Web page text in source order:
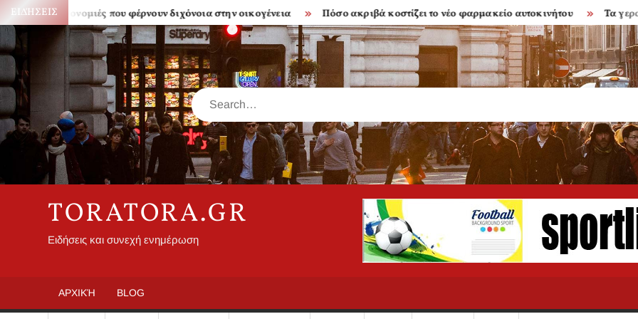
Skip
to
content
ΕΙΔΉΣΕΙΣπου φέρνουν διχόνοια στην οικογένεια Πόσο ακριβά κοστίζει το νέο φαρμακείο αυτοκινήτου Τα γερασμένα
Search
TORATORA.GR
Ειδήσεις και συνεχή ενημέρωση
ΑΡΧΙΚΉ BLOG